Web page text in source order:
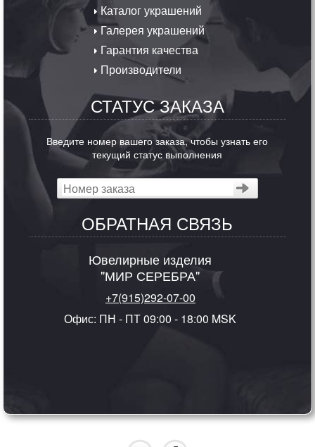
Каталог украшений
Галерея украшений
Гарантия качества
Производители
СТАТУС ЗАКАЗА
Введите номер вашего заказа, чтобы узнать его
текущий статус выполнения
ОБРАТНАЯ СВЯЗЬ
Ювелирные изделия
"МИР СЕРЕБРА"
+7(915)292-07-00
Офис: ПН - ПТ 09:00 - 18:00 MSK